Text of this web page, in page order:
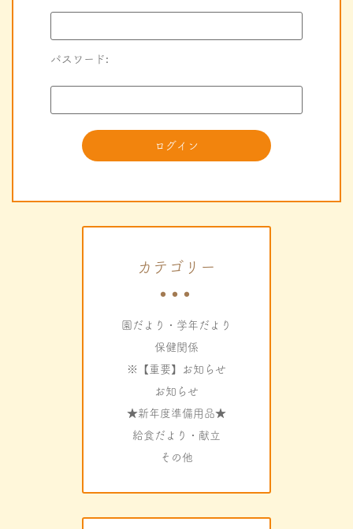
パスワード:
カテゴリー
園だより・学年だより
保健関係
※【重要】お知らせ
お知らせ
★新年度準備用品★
給食だより・献立
その他